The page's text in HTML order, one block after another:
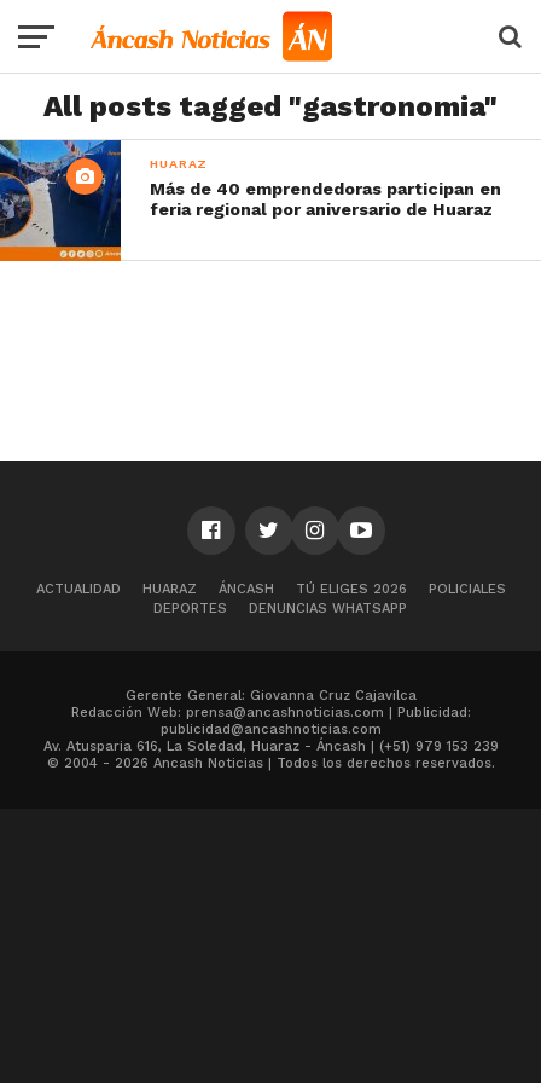
All posts tagged "gastronomia"
HUARAZ
Más de 40 emprendedoras participan en
feria regional por aniversario de Huaraz
ACTUALIDAD HUARAZ ÁNCASH TÚ ELIGES 2026
POLICIALES
DEPORTES
DENUNCIAS WHATSAPP
Gerente General: Giovanna Cruz Cajavilca
Redacción Web: prensa@ancashnoticias.com | Publicidad:
publicidad@ancashnoticias.com
Av. Atusparia 616, La Soledad, Huaraz - Áncash | (+51) 979 153 239
© 2004 - 2026 Ancash Noticias | Todos los derechos reservados.